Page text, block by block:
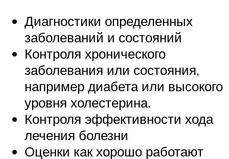
Диагностики определенных
заболеваний и состояний
Контроля хронического
заболевания или состояния,
например диабета или высокого
уровня холестерина.
Контроля эффективности хода
лечения болезни
Оценки как хорошо работают